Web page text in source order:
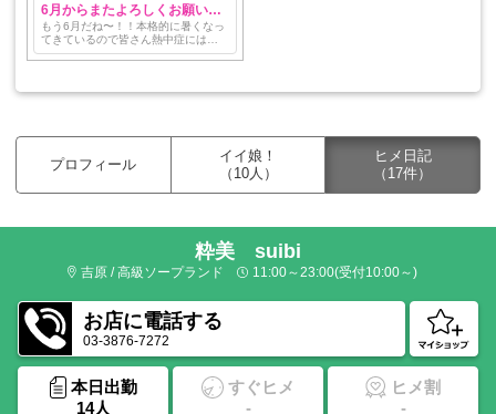
6月からまたよろしくお願いします🩶
もう6月だね〜！！本格的に暑くなっ
てきているので皆さん熱中症には気
をつけてくださいね🩶 5月はお休みさ
ろしくお願いします(…
プロフィール
イイ娘！
（10人）
ヒメ日記
（17件）
粋美 suibi
吉原 / 高級ソープランド 11:00～23:00(受付10:00～)
お店に電話する
03-3876-7272
本日出勤
14人
すぐヒメ
-
ヒメ割
-